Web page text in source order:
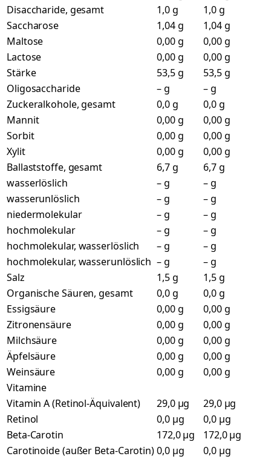
Disaccharide, gesamt
1,0 g
1,0 g
Saccharose
1,04 g
1,04 g
Maltose
0,00 g
0,00 g
Lactose
0,00 g
0,00 g
Stärke
53,5 g
53,5 g
Oligosaccharide
– g
– g
Zuckeralkohole, gesamt
0,0 g
0,0 g
Mannit
0,00 g
0,00 g
Sorbit
0,00 g
0,00 g
Xylit
0,00 g
0,00 g
Ballaststoffe, gesamt
6,7 g
6,7 g
wasserlöslich
– g
– g
wasserunlöslich
– g
– g
niedermolekular
– g
– g
hochmolekular
– g
– g
hochmolekular, wasserlöslich
– g
– g
hochmolekular, wasserunlöslich – g
– g
Salz
1,5 g
1,5 g
Organische Säuren, gesamt
0,0 g
0,0 g
Essigsäure
0,00 g
0,00 g
Zitronensäure
0,00 g
0,00 g
Milchsäure
0,00 g
0,00 g
Äpfelsäure
0,00 g
0,00 g
Weinsäure
0,00 g
0,00 g
Vitamine
Vitamin A (Retinol-Äquivalent)
29,0 µg
29,0 µg
Retinol
0,0 µg
0,0 µg
Beta-Carotin
172,0 µg
172,0 µg
Carotinoide (außer Beta-Carotin)0,0 µg
0,0 µg